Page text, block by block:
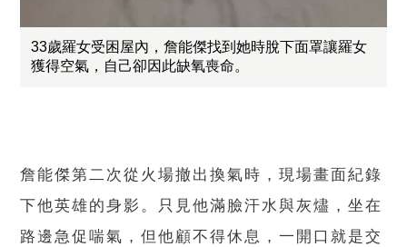
33歲羅女受困屋內，詹能傑找到她時脫下面罩讓羅女
獲得空氣，自己卻因此缺氧喪命。
詹能傑第二次從火場撤出換氣時，現場畫面紀錄
下他英雄的身影。只見他滿臉汗水與灰燼，坐在
路邊急促喘氣，但他顧不得休息，一開口就是交